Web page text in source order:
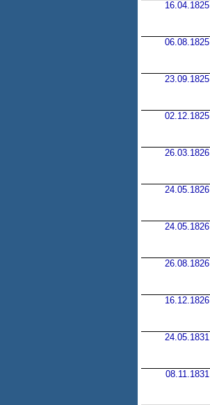
16.04.1825
06.08.1825
23.09.1825
02.12.1825
26.03.1826
24.05.1826
24.05.1826
26.08.1826
16.12.1826
24.05.1831
08.11.1831